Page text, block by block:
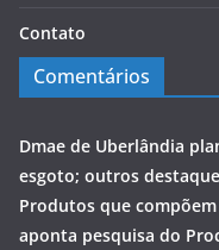
Contato
Comentários
Dmae de Uberlândia
esgoto; outros
Produtos que
aponta pesquisa do